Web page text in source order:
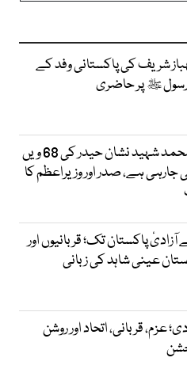
شریف کی پاکستانی وفد کے
ﷺ پر حاضری
میجر طفیل محمد شہید نشان حیدر کی 68 ویں
جارہی ہے، صدر اور وزیراعظم کا
پاکستان تک؛ قربانیوں اور
عینی شاہد کی زبانی
عزم، قربانی، اتحاد اور روشن